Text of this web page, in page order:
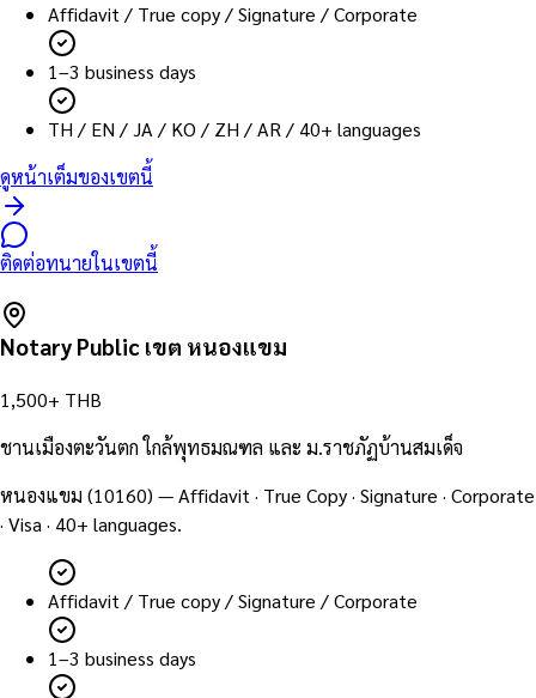
Affidavit / True copy / Signature / Corporate
1–3 business days
TH / EN / JA / KO / ZH / AR / 40+ languages
ดูหน้าเต็มของเขตนี้
ติดต่อทนายในเขตนี้
Notary Public เขต หนองแขม
1,500+ THB
ชานเมืองตะวันตก ใกล้พุทธมณฑล และ ม.ราชภัฏบ้านสมเด็จ
หนองแขม (10160) — Affidavit · True Copy · Signature · Corporate
· Visa · 40+ languages.
Affidavit / True copy / Signature / Corporate
1–3 business days